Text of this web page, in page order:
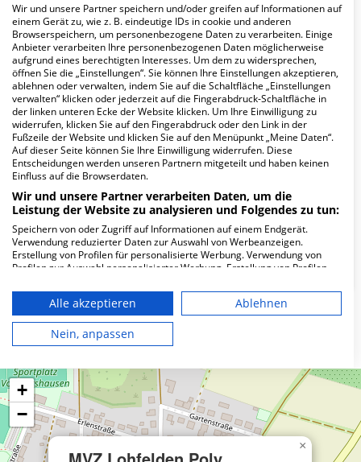
FAQ
Hier ﬁnden Sie häuﬁg gestellte Fragen zu dieser Klinik.
Wie lautet die Adresse von MVZ Lohfelden
Poly med. GmbH?
Lange Str. 53
34253 Lohfelden
Wie ist die Telefonnummer von MVZ
Lohfelden Poly med. GmbH?
Karte
×
+
−
Wir und unsere Partner speichern und/oder greifen auf Informationen auf
einem Gerät zu, wie z. B. eindeutige IDs in cookie und anderen
Browserspeichern, um personenbezogene Daten zu verarbeiten. Einige
Anbieter verarbeiten Ihre personenbezogenen Daten möglicherweise
aufgrund eines berechtigten Interesses. Um dem zu widersprechen,
öffnen Sie die „Einstellungen“. Sie können Ihre Einstellungen akzeptieren,
ablehnen oder verwalten, indem Sie auf die Schaltfläche „Einstellungen
verwalten“ klicken oder jederzeit auf die Fingerabdruck-Schaltfläche in
der linken unteren Ecke der Website klicken. Um Ihre Einwilligung zu
widerrufen, klicken Sie auf den Fingerabdruck oder den Link in der
Fußzeile der Website und klicken Sie auf den Menüpunkt „Meine Daten“.
Auf dieser Seite können Sie Ihre Einwilligung widerrufen. Diese
Entscheidungen werden unseren Partnern mitgeteilt und haben keinen
Einfluss auf die Browserdaten.
Wir und unsere Partner verarbeiten Daten, um die
Leistung der Website zu analysieren und Folgendes zu tun:
Speichern von oder Zugriff auf Informationen auf einem Endgerät.
Verwendung reduzierter Daten zur Auswahl von Werbeanzeigen.
Erstellung von Profilen für personalisierte Werbung. Verwendung von
Profilen zur Auswahl personalisierter Werbung. Erstellung von Profilen
personalisierter Inhalte. Messung der Werbeleistung. Messung der
Performance von Inhalten. Analyse von Zielgruppen durch Statistiken
oder Kombinationen von Daten aus verschiedenen Quellen. Entwicklung
und Verbesserung der Angebote. Verwendung reduzierter Daten zur
Auswahl von Inhalten.
die USA gesendet werden.
Ihre Einwilligung und die cookie Richtlinie gelten ausschließlich für diese
Website/App.
Partnerliste anzeigen (1 IAB-Anbieter)
Wir nutzen Ihre Daten für folgende Zwecke:
Alle akzeptieren
Ablehnen
Nein, anpassen